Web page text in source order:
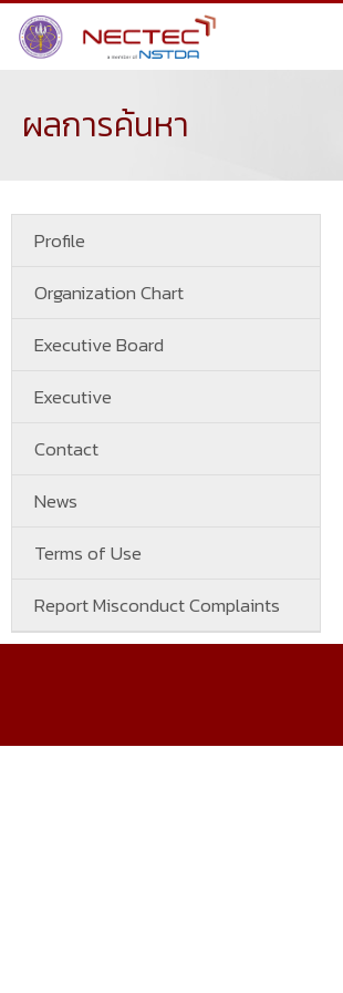
ผลการค้นหา
Profile
Organization Chart
Executive Board
Executive
Contact
News
Terms of Use
Report Misconduct Complaints